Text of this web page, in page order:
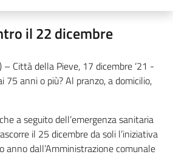
il 22 dicembre
– Città della Pieve, 17 dicembre ‘21 -
75 anni o più? Al pranzo, a domicilio,
a seguito dell’emergenza sanitaria
il 25 dicembre da soli l’iniziativa
anno dall’Amministrazione comunale